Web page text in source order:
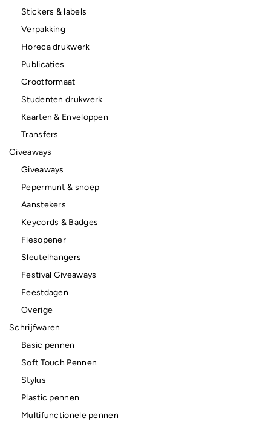
Stickers & labels
Verpakking
Horeca drukwerk
Publicaties
Grootformaat
Studenten drukwerk
Kaarten & Enveloppen
Transfers
Giveaways
Giveaways
Pepermunt & snoep
Aanstekers
Keycords & Badges
Flesopener
Sleutelhangers
Festival Giveaways
Feestdagen
Overige
Schrijfwaren
Basic pennen
Soft Touch Pennen
Stylus
Plastic pennen
Multifunctionele pennen